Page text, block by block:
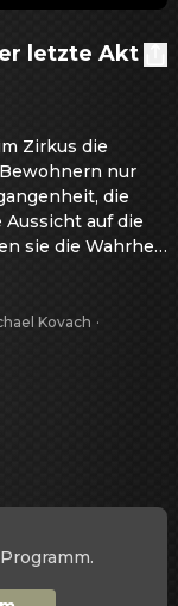
letzte Akt
Zirkus die
nur
die
auf die
sie die Wahrheit
bringen, oder
Kovach ·